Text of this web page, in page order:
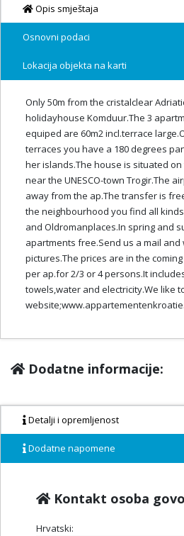
Opis smještaja
Osnovni podaci
Lokacija objekta na karti
Only 50m from the cristalclear
holidayhouse Komduur.The 3
equiped are 60m2 incl.terrace
terraces you have a 180 degrees
her islands.The house is situated on
near the UNESCO-town Trogir.The
away from the ap.The transfer is
the neighbourhood you find all
and Oldromanplaces.In spring and
apartments free.Send us a mail and
pictures.The prices are in the
per ap.for 2/3 or 4 persons.It
towels,water and electricity.We like
Dodatne informacije:
Detalji i opremljenost
Dodatne napomene
Kontakt osoba
Hrvatski: